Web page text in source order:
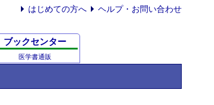
はじめての方へ ヘルプ・お問い合わせ
ブックセンター
医学書通販